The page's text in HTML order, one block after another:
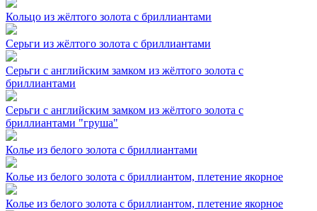
Кольцо из жёлтого золота с бриллиантами
Серьги из жёлтого золота с бриллиантами
Серьги с английским замком из жёлтого золота с
бриллиантами
Серьги с английским замком из жёлтого золота с
бриллиантами "груша"
Колье из белого золота с бриллиантами
Колье из белого золота с бриллиантом, плетение якорное
Колье из белого золота с бриллиантом, плетение якорное